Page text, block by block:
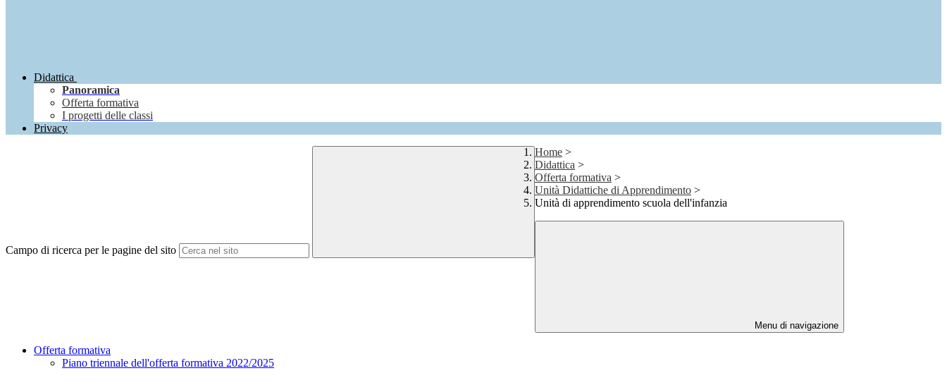
Didattica
Panoramica
Offerta formativa
I progetti delle classi
Privacy
Campo di ricerca per le pagine del sito
Home >
Didattica >
Offerta formativa >
Unità Didattiche di Apprendimento >
Unità di apprendimento scuola dell'infanzia
Menu di navigazione
Offerta formativa
Piano triennale dell'offerta formativa 2022/2025